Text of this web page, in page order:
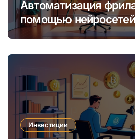
Автоматизация
помощью
увеличить доход и
Инвестиции